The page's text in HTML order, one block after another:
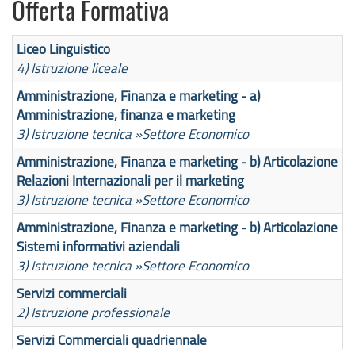
Offerta Formativa
Liceo Linguistico
4) Istruzione liceale
Amministrazione, Finanza e marketing - a)
Amministrazione, finanza e marketing
3) Istruzione tecnica »Settore Economico
Amministrazione, Finanza e marketing - b) Articolazione
Relazioni Internazionali per il marketing
3) Istruzione tecnica »Settore Economico
Amministrazione, Finanza e marketing - b) Articolazione
Sistemi informativi aziendali
3) Istruzione tecnica »Settore Economico
Servizi commerciali
2) Istruzione professionale
Servizi Commerciali quadriennale